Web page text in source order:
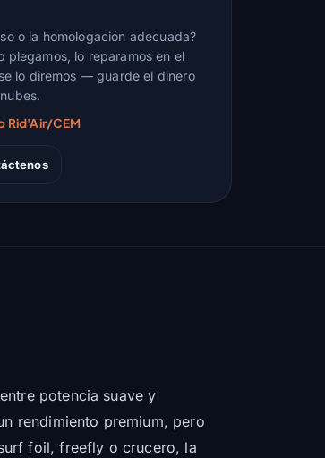
o la homologación adecuada?
plegamos, lo reparamos en el
lo diremos — guarde el dinero
Rid'Air/CEM
potencia suave y
rendimiento premium, pero
foil, freefly o crucero, la